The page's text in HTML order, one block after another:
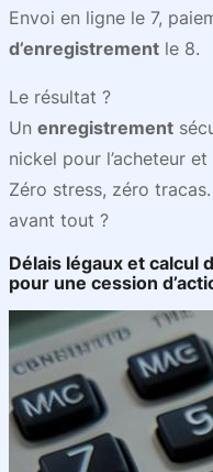
Envoi en ligne le 7,
d’enregistrement le 8.
Le résultat ?
Un enregistrement
nickel pour l’acheteur
Zéro stress, zéro
avant tout ?
Délais légaux et calcul
pour une cession